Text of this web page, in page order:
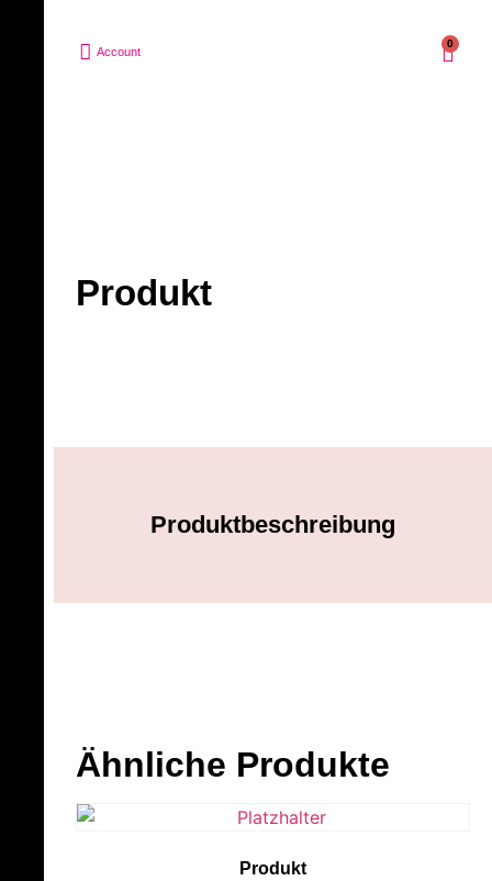
Account
0
Produkt
Produktbeschreibung
Ähnliche Produkte
Produkt